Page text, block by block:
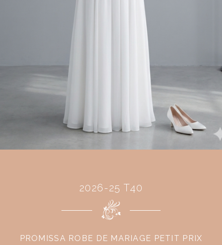
2026-25 T40
PROMISSA ROBE DE MARIAGE PETIT PRIX